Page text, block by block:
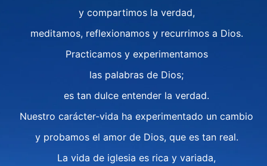
y compartimos la verdad,
meditamos, reflexionamos y recurrimos a Dios.
Practicamos y experimentamos
las palabras de Dios;
es tan dulce entender la verdad.
Nuestro carácter-vida ha experimentado un cambio
y probamos el amor de Dios, que es tan real.
La vida de iglesia es rica y variada,